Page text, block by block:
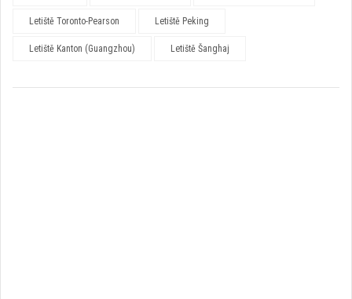
Letiště Toronto-Pearson Letiště Peking
Letiště Kanton (Guangzhou) Letiště Šanghaj